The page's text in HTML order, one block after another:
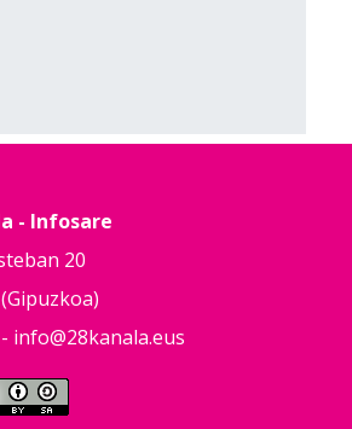
- Infosare
20
info@28kanala.eus